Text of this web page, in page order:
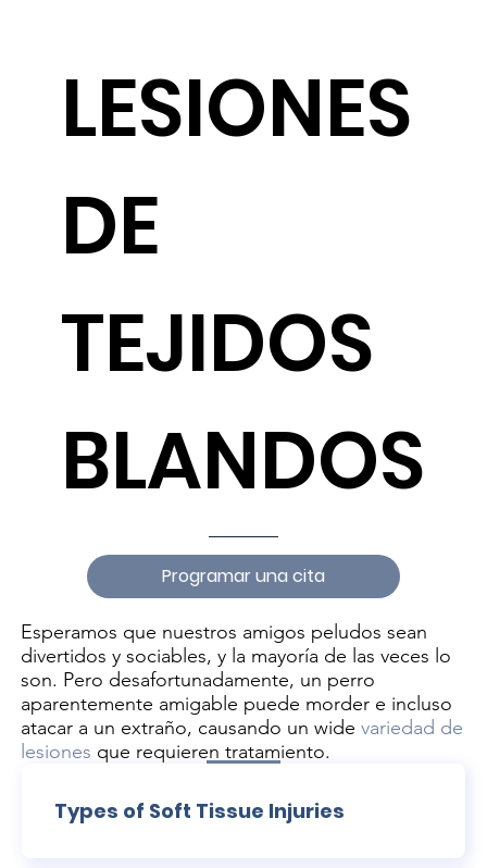
Types of Soft Tissue Injuries
Esperamos que nuestros amigos peludos sean
divertidos y sociables, y la mayoría de las veces lo
son. Pero desafortunadamente, un perro
aparentemente amigable puede morder e incluso
atacar a un extraño, causando un wide variedad de
lesiones que requieren tratamiento.
LESIONES
DE
TEJIDOS
BLANDOS
Programar una cita